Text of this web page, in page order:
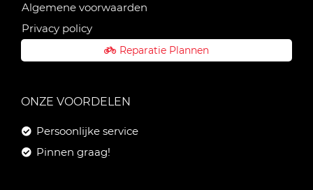
Algemene voorwaarden
Privacy policy
Reparatie Plannen
ONZE VOORDELEN
Persoonlijke service
Pinnen graag!